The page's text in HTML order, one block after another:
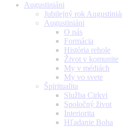
Augustiniáni
Jubilejný rok
Augustiniáni
O nás
Formácia
História rehole
Život v komunite
My v médiách
My vo svete
Špiritualita
Služba Cirkvi
Spoločný život
Interiorita
Hľadanie Boha